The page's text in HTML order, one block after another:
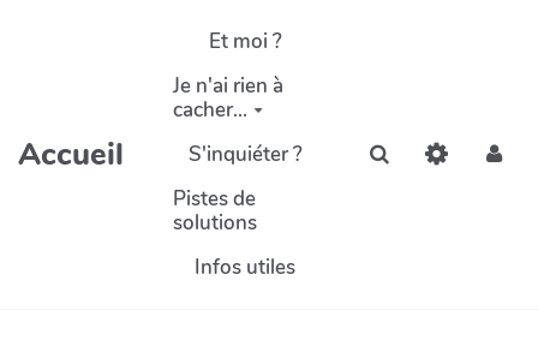
Aller au contenu principal
Accueil
Et moi ?
Je n'ai rien à
cacher...
S'inquiéter ?
Pistes de
solutions
Infos utiles
Rechercher